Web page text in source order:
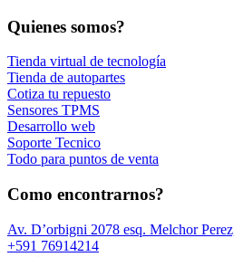
Quienes somos?
Tienda virtual de tecnología
Tienda de autopartes
Cotiza tu repuesto
Sensores TPMS
Desarrollo web
Soporte Tecnico
Todo para puntos de venta
Como encontrarnos?
Av. D’orbigni 2078 esq. Melchor
+591 76914214